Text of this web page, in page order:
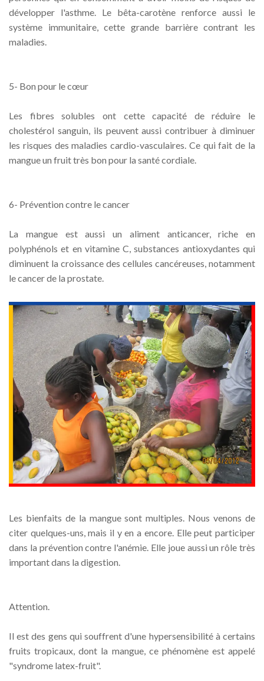
développer l'asthme. Le bêta-carotène renforce aussi le
système immunitaire, cette grande barrière contrant les
maladies.
5- Bon pour le cœur
Les fibres solubles ont cette capacité de réduire le
cholestérol sanguin, ils peuvent aussi contribuer à diminuer
les risques des maladies cardio-vasculaires. Ce qui fait de la
mangue un fruit très bon pour la santé cordiale.
6- Prévention contre le cancer
La mangue est aussi un aliment anticancer, riche en
polyphénols et en vitamine C, substances antioxydantes qui
diminuent la croissance des cellules cancéreuses, notamment
le cancer de la prostate.
Les bienfaits de la mangue sont multiples. Nous venons de
citer quelques-uns, mais il y en a encore. Elle peut participer
dans la prévention contre l'anémie. Elle joue aussi un rôle très
important dans la digestion.
Attention.
Il est des gens qui souffrent d'une hypersensibilité à certains
fruits tropicaux, dont la mangue, ce phénomène est appelé
"syndrome latex-fruit".